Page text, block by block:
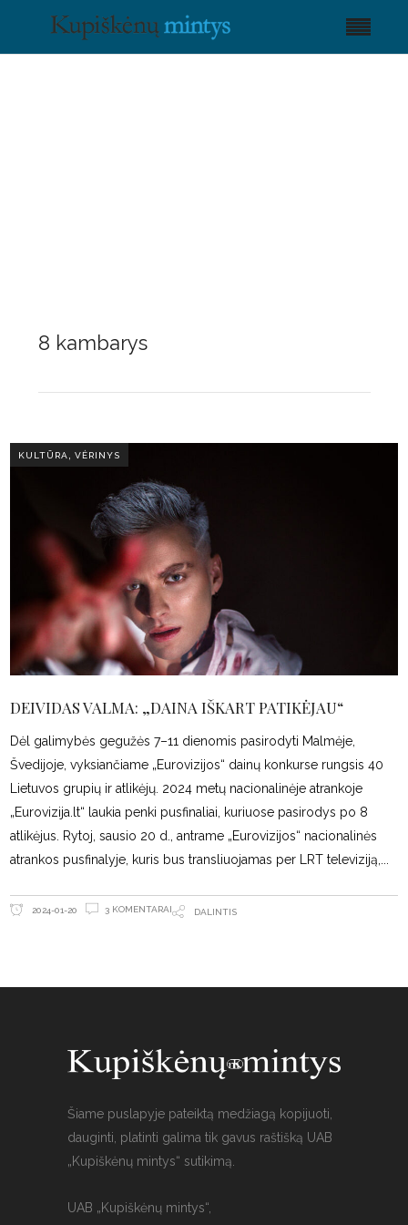
8 kambarys
KULTŪRA ,VĖRINYS
DEIVIDAS VALMA: „DAINA IŠKART PATIKĖJAU“
Dėl galimybės gegužės 7–11 dienomis pasirodyti Malmėje,
Švedijoje, vyksiančiame „Eurovizijos“ dainų konkurse rungsis 40
Lietuvos grupių ir atlikėjų. 2024 metų nacionalinėje atrankoje
„Eurovizija.lt“ laukia penki pusfinaliai, kuriuose pasirodys po 8
atlikėjus. Rytoj, sausio 20 d., antrame „Eurovizijos“ nacionalinės
atrankos pusfinalyje, kuris bus transliuojamas per LRT televiziją,
2024-01-20 3 KOMENTARAI DALINTIS
Šiame puslapyje pateiktą medžiagą kopijuoti,
dauginti, platinti galima tik gavus raštišką UAB
„Kupiškėnų mintys“ sutikimą.
UAB „Kupiškėnų mintys“,